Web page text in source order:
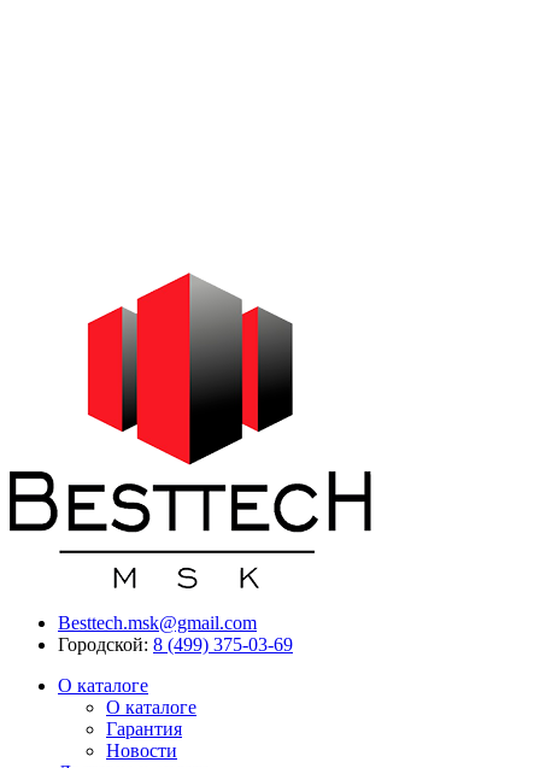
Besttech.msk@gmail.com
Городской: 8 (499) 375-03-69
О каталоге
О каталоге
Гарантия
Новости